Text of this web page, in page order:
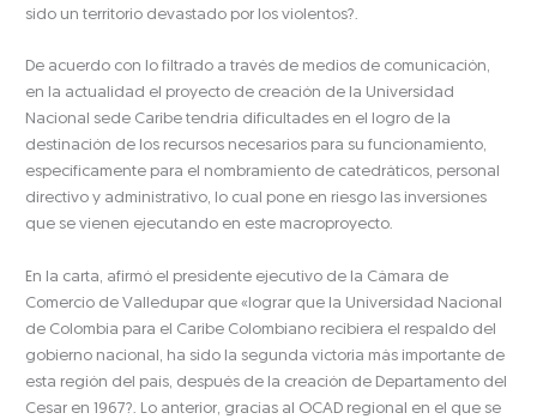
sido un territorio devastado por los violentos?.
De acuerdo con lo filtrado a través de medios de comunicación,
en la actualidad el proyecto de creación de la Universidad
Nacional sede Caribe tendría dificultades en el logro de la
destinación de los recursos necesarios para su funcionamiento,
específicamente para el nombramiento de catedráticos, personal
directivo y administrativo, lo cual pone en riesgo las inversiones
que se vienen ejecutando en este macroproyecto.
En la carta, afirmó el presidente ejecutivo de la Cámara de
Comercio de Valledupar que «lograr que la Universidad Nacional
de Colombia para el Caribe Colombiano recibiera el respaldo del
gobierno nacional, ha sido la segunda victoria más importante de
esta región del país, después de la creación de Departamento del
Cesar en 1967?. Lo anterior, gracias al OCAD regional en el que se